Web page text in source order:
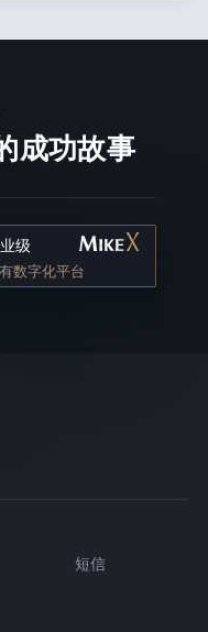
成功故事
级
数字化平台
短信